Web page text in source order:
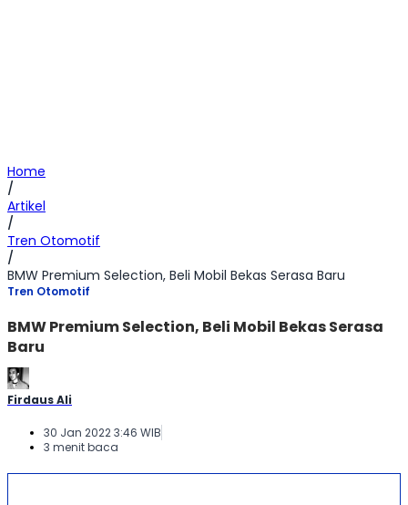
Home
/
Artikel
/
Tren Otomotif
/
BMW Premium Selection, Beli Mobil Bekas Serasa Baru
Tren Otomotif
BMW Premium Selection, Beli Mobil Bekas Serasa
Baru
Firdaus Ali
30 Jan 2022 3:46 WIB
3 menit baca